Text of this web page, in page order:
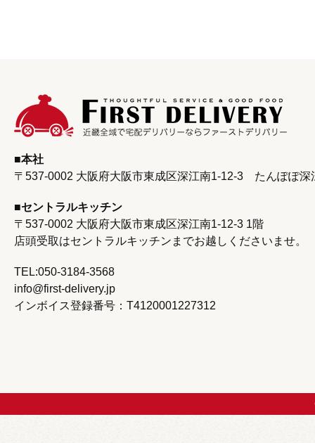
本社
〒537-0002 大阪府大阪市東成区深江南1-12-3 たんぽぽ
セントラルキッチン
〒537-0002 大阪府大阪市東成区深江南1‐12‐3 1階
店頭受取はセントラルキッチンまでお越しくださいませ。
TEL:050-3184-3568
info@first-delivery.jp
インボイス登録番号：T4120001227312